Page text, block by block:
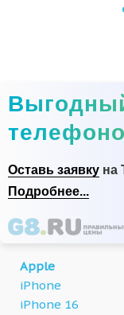
Оставь заявку на
Подробнее...
Apple
iPhone
iPhone 16